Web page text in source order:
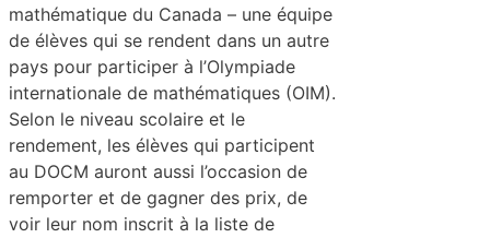
mathématique du Canada – une équipe
de élèves qui se rendent dans un autre
pays pour participer à l’Olympiade
internationale de mathématiques (OIM).
Selon le niveau scolaire et le
rendement, les élèves qui participent
au DOCM auront aussi l’occasion de
remporter et de gagner des prix, de
voir leur nom inscrit à la liste de